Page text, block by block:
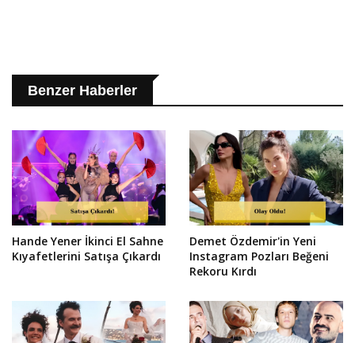
Benzer Haberler
Hande Yener İkinci El Sahne
Kıyafetlerini Satışa Çıkardı
Demet Özdemir'in Yeni
Instagram Pozları Beğeni
Rekoru Kırdı